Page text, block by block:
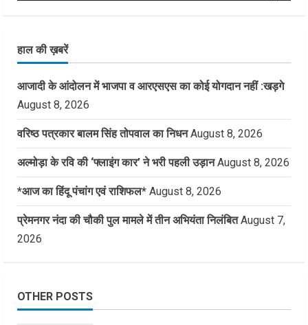
हाल की ख़बरें
आजादी के आंदोलन में भाजपा व आरएसएस का कोई योगदान नहीं :खड़गे
August 8, 2026
वरिष्ठ पत्रकार बालम सिंह तोपवाल का निधन August 8, 2026
अल्मोड़ा के रवि की ‘फ्लाइंग कार’ ने भरी पहली उड़ान August 8, 2026
*आज का हिंदू पंचांग एवं राशिफल* August 8, 2026
प्रेमनगर नंदा की चौकी पुल मामले में तीन अभियंता निलंबित August 7,
2026
OTHER POSTS